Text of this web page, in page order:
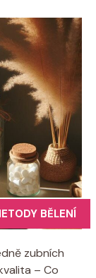
BĚLENÍ
zubních
– Co